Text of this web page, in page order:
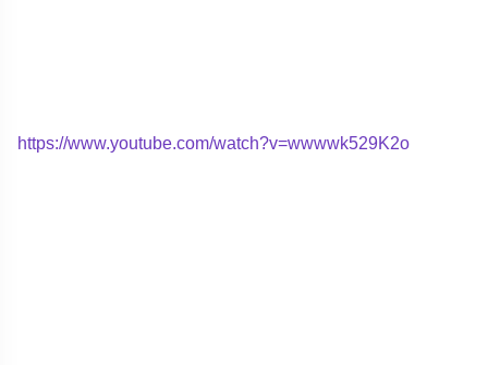
https://www.youtube.com/watch?v=wwwwk529K2o